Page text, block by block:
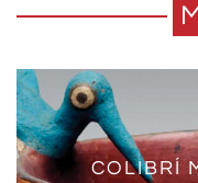
COLIBRÍ